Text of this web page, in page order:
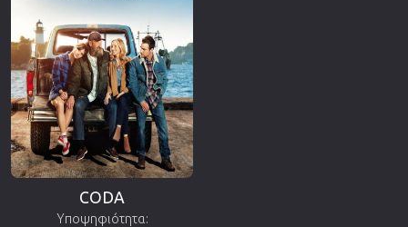
CODA
Υποψηφιότητα: